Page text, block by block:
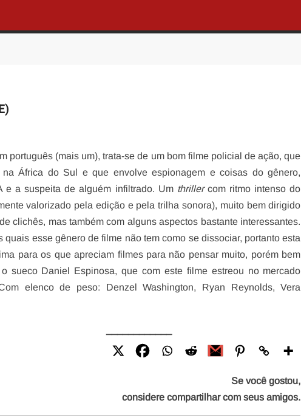
português (mais um), trata-se de um bom filme policial de ação, que
na África do Sul e que envolve espionagem e coisas do gênero,
e a suspeita de alguém infiltrado. Um thrillercom ritmo intenso do
valorizado pela edição e pela trilha sonora), muito bem dirigido
clichês, mas também com alguns aspectos bastante interessantes.
quais esse gênero de filme não tem como se dissociar, portanto esta
para os que apreciam filmes para não pensar muito, porém bem
sueco Daniel Espinosa, que com este filme estreou no mercado
elenco de peso: Denzel Washington, Ryan Reynolds, Vera
Se você gostou,
considere compartilhar com seus amigos.